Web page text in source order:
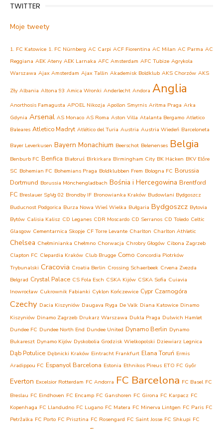
TWITTER
Moje tweety
1. FC Katowice 1. FC Nürnberg AC Carpi ACF Fiorentina AC Milan AC Parma AC
Reggiana AEK Ateny AEK Larnaka AFC Amsterdam AFC Tubize Agrykola
Warszawa Ajax Amsterdam Ajax Tallin Akademisk Boldklub AKS Chorzów AKS
Zły Albania Altona 93 Amica Wronki Anderlecht Andora Anglia
Anorthosis Famagusta APOEL Nikozja Apollon Smyrnis Aritma Praga Arka
Gdynia Arsenal AS Monaco AS Roma Aston Villa Atalanta Bergamo Atletico
Baleares Atletico Madryt Atlético del Turia Austria Austria Wiedeń Barceloneta
Bayer Leverkusen Bayern Monachium Beerschot Belenenses Belgia
Benburb FC Benfica Białoruś Birkirkara Birmingham City BK Häcken BKV Előre
SC Bohemian FC Bohemians Praga Boldklubben Frem Bologna FC Borussia
Dortmund Borussia Mönchengladbach Bośnia i Hercegowina Brentford
FC Breslauer SpVg 02 Brondby IF Bronowianka Kraków Budowlani Bydgoszcz
Buducnost Podgorica Burza Nowa Wieś Wielka Bułgaria Bydgoszcz Bytovia
Bytów Calisia Kalisz CD Leganes CDR Moscardo CD Serranos CD Toledo Celtic
Glasgow Cementarnica Skopje CF Torre Levante Charlton Charlton Athletic
Chelsea Chełminianka Chełmno Chorwacja Chrobry Głogów Cibona Zagrzeb
Clapton FC Clepardia Kraków Club Brugge Como Concordia Piotrków
Trybunalski Cracovia Croatia Berlin Crossing Schaerbeek Crvena Zvezda
Belgrad Crystal Palace CS Fola Esch CSKA Kijów CSKA Sofia Cuiavia
Inowrocław Cukrownik Fabianki Cyklon Kończewice Cypr Czarnogóra
Czechy Dacia Kiszyniów Daugava Ryga De Valk Diana Katowice Dinamo
Kiszyniów Dinamo Zagrzeb Drukarz Warszawa Dukla Praga Dulwich Hamlet
Dundee FC Dundee North End Dundee United Dynamo Berlin Dynamo
Bukareszt Dynamo Kijów Dyskobolia Grodzisk Wielkopolski Dziewiarz Legnica
Dąb Potulice Dębnicki Kraków Eintracht Frankfurt Elana Toruń Ermis
Aradippou FC Espanyol Barcelona Estonia Ethnikos Pireus ETO FC Győr
Everton Excelsior Rotterdam FC Andorra FC Barcelona FC Basel FC
Breslau FC Eindhoven FC Encamp FC Ganshoren FC Girona FC Karpacz FC
Kopenhaga FC Llandudno FC Lugano FC Matera FC Minerva Lintgen FC Paris FC
Petržalka FC Porto FC Prisztina FC Rosengard FC Saint Josse FC Shkupi FC